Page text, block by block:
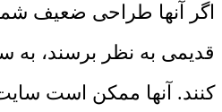
اگر آنها طراحی ضعیف شما
قدیمی به نظر برسند، به
کنند. آنها ممکن است